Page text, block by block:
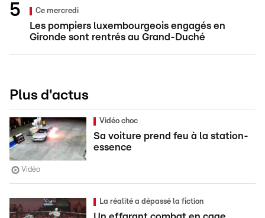
Ce mercredi
Les pompiers luxembourgeois engagés en
Gironde sont rentrés au Grand-Duché
Plus d'actus
Vidéo choc
Sa voiture prend feu à la station-
essence
Vidéo
La réalité a dépassé la fiction